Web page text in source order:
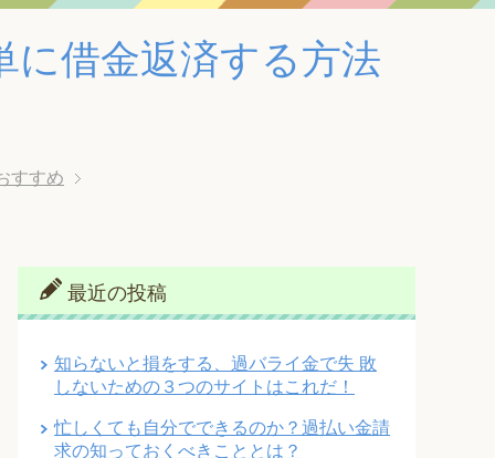
に借金返済する方法
すすめ
最近の投稿
知らないと損をする、過バライ金で失 敗
しないための３つのサイトはこれだ！
忙しくても自分でできるのか？過払い金請
求の知っておくべきこととは？